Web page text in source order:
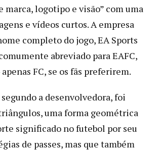
marca, logotipo e visão” com uma
e vídeos curtos. A empresa
completo do jogo, EA Sports
abreviado para EAFC,
FC, se os fãs preferirem.
a desenvolvedora, foi
uma forma geométrica
significado no futebol por seu
de passes, mas que também